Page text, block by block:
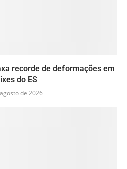
recorde de deformações em
do ES
de 2026